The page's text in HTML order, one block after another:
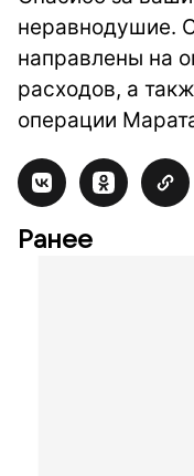
неравнодушие.
направлены на
расходов, а
операции
Ранее